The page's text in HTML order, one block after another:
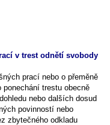
v trest odnětí svobody
prací nebo o přeměně
trestu obecně
nebo dalších dosud
povinností nebo
zbytečného odkladu